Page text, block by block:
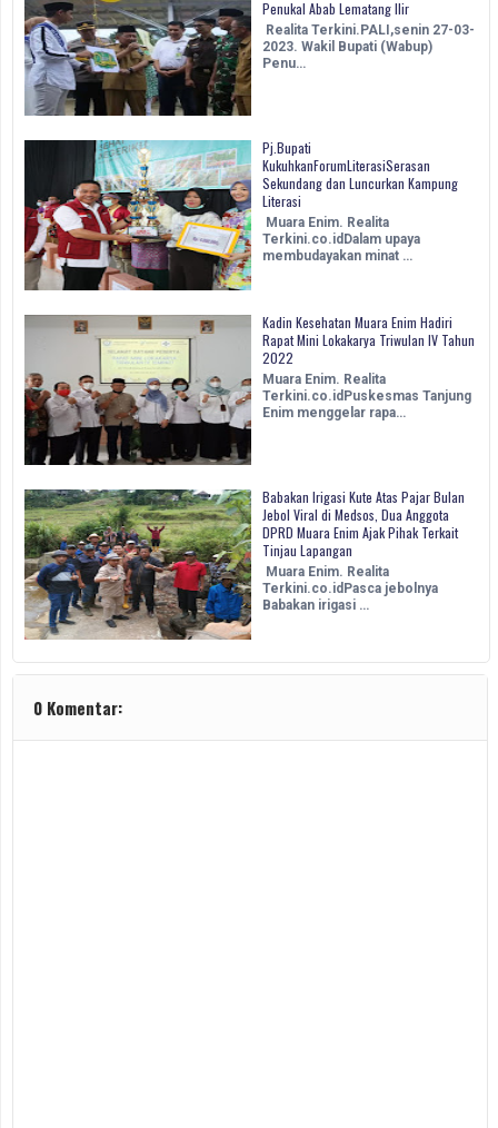
Penukal Abab Lematang Ilir
Realita Terkini.PALI,senin 27-03-
2023. Wakil Bupati (Wabup)
Penu…
Pj.Bupati
KukuhkanForumLiterasiSerasan
Sekundang dan Luncurkan Kampung
Literasi
Muara Enim. Realita
Terkini.co.idDalam upaya
membudayakan minat …
Kadin Kesehatan Muara Enim Hadiri
Rapat Mini Lokakarya Triwulan IV Tahun
2022
Muara Enim. Realita
Terkini.co.idPuskesmas Tanjung
Enim menggelar rapa…
Babakan Irigasi Kute Atas Pajar Bulan
Jebol Viral di Medsos, Dua Anggota
DPRD Muara Enim Ajak Pihak Terkait
Tinjau Lapangan
Muara Enim. Realita
Terkini.co.idPasca jebolnya
Babakan irigasi …
0 Komentar: